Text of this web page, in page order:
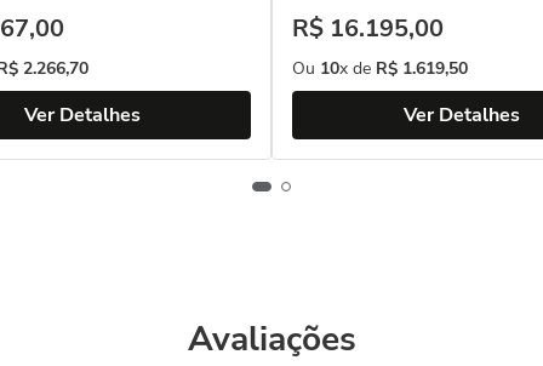
,00
2.266,70
Ver Detalhes
R$ 16.195,00
Ou 10x de R$ 1.619,50
Ver Detalhes
Avaliações